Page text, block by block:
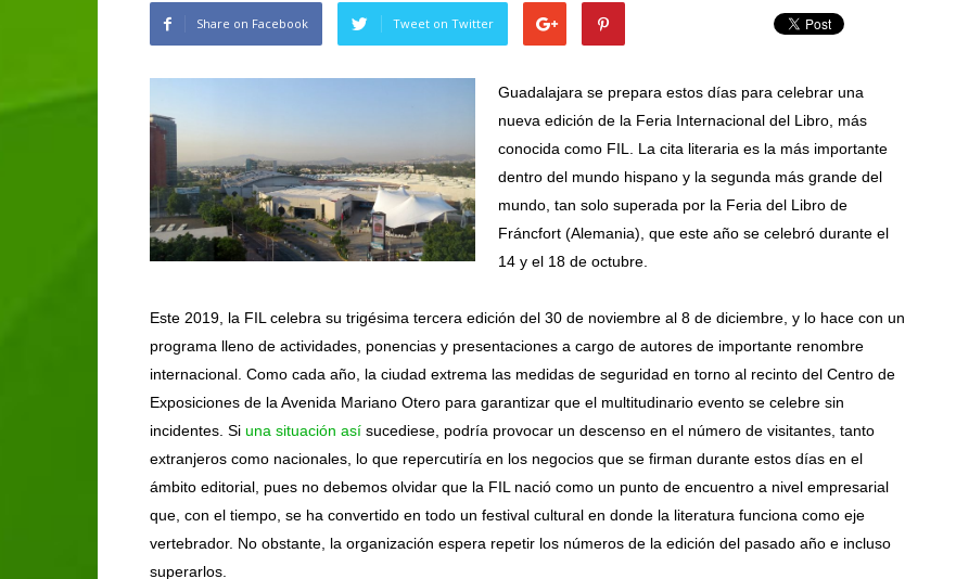
Share on Facebook Tweet on Twitter
Guadalajara se prepara estos días para celebrar una
nueva edición de la Feria Internacional del Libro, más
conocida como FIL. La cita literaria es la más importante
dentro del mundo hispano y la segunda más grande del
mundo, tan solo superada por la Feria del Libro de
Fráncfort (Alemania), que este año se celebró durante el
14 y el 18 de octubre.
Este 2019, la FIL celebra su trigésima tercera edición del 30 de noviembre al 8 de diciembre, y lo hace con un
programa lleno de actividades, ponencias y presentaciones a cargo de autores de importante renombre
internacional. Como cada año, la ciudad extrema las medidas de seguridad en torno al recinto del Centro de
Exposiciones de la Avenida Mariano Otero para garantizar que el multitudinario evento se celebre sin
incidentes. Si una situación así sucediese, podría provocar un descenso en el número de visitantes, tanto
extranjeros como nacionales, lo que repercutiría en los negocios que se firman durante estos días en el
ámbito editorial, pues no debemos olvidar que la FIL nació como un punto de encuentro a nivel empresarial
que, con el tiempo, se ha convertido en todo un festival cultural en donde la literatura funciona como eje
vertebrador. No obstante, la organización espera repetir los números de la edición del pasado año e incluso
superarlos.